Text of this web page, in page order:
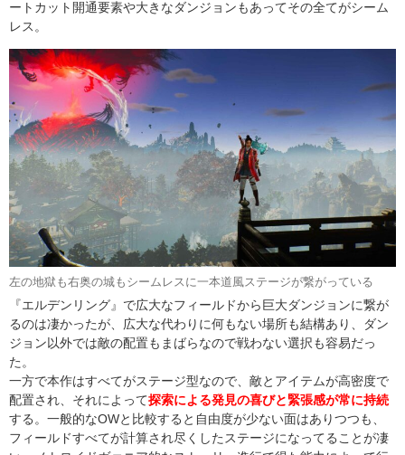
ートカット開通要素や大きなダンジョンもあってその全てがシーム
レス。
左の地獄も右奥の城もシームレスに一本道風ステージが繋がっている
『エルデンリング』で広大なフィールドから巨大ダンジョンに繋が
るのは凄かったが、広大な代わりに何もない場所も結構あり、ダン
ジョン以外では敵の配置もまばらなので戦わない選択も容易だっ
た。
一方で本作はすべてがステージ型なので、敵とアイテムが高密度で
配置され、それによって探索による発見の喜びと緊張感が常に持続
する。一般的なOWと比較すると自由度が少ない面はありつつも、
フィールドすべてが計算され尽くしたステージになってることが凄